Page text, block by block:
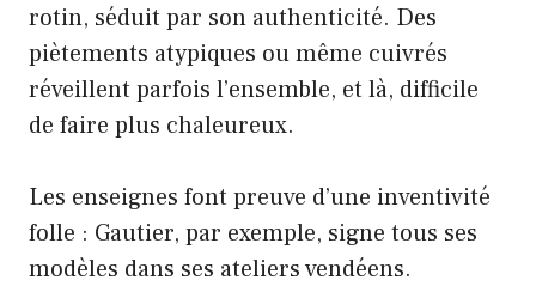
rotin, séduit par son authenticité. Des
piètements atypiques ou même cuivrés
réveillent parfois l’ensemble, et là, difficile
de faire plus chaleureux.
Les enseignes font preuve d’une inventivité
folle : Gautier, par exemple, signe tous ses
modèles dans ses ateliers vendéens.